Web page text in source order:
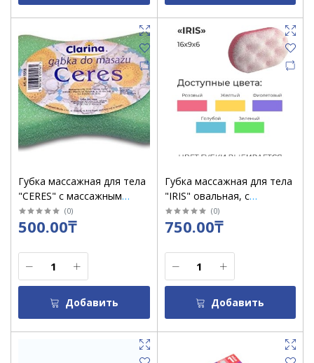
Губка массажная для тела
"CERES" с массажным
слоем /1516
(0)
500.00₸
Добавить
Губка массажная для тела
"IRIS" овальная, с
массажным слоем /1505
(0)
750.00₸
Добавить